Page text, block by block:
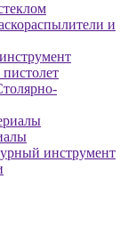
и
инструмент